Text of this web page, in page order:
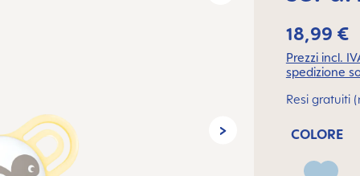
18,99 €
Prezzi incl.
spedizione
Resi gratuiti
COLORE